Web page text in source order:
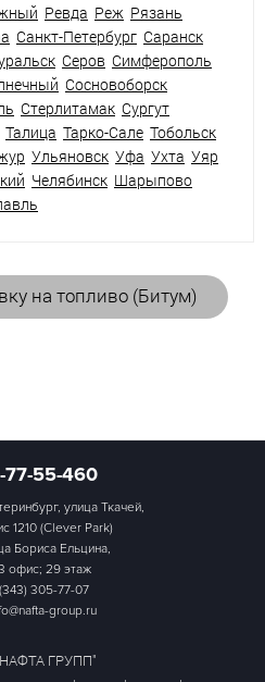
Ревда Реж Рязань
Санкт-Петербург Саранск
Серов Симферополь
Сосновоборск
Стерлитамак Сургут
Талица Тарко-Сале Тобольск
Ульяновск Уфа Ухта Уяр
Челябинск Шарыпово
на топливо (Битум)
55-460
улица Ткачей,
1210 (Clever Park)
Бориса Ельцина,
офис; 29 этаж
305-77-07
group.ru
ГРУПП"